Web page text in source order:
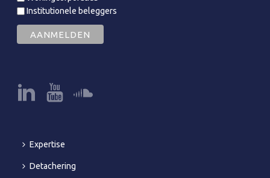
Institutionele beleggers
Expertise
Detachering